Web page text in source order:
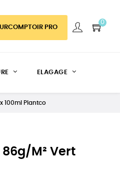
PRO
0
ELAGAGE
100ml Plantco
m² Vert